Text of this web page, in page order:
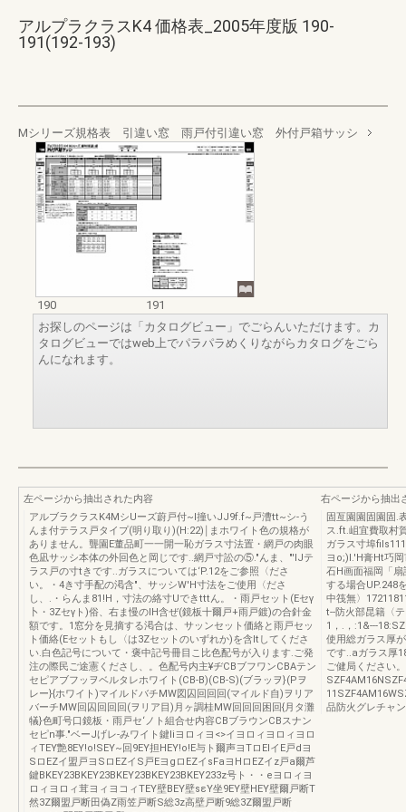
アルプラクラスK4 価格表_2005年度版 190-
191(192-193)
Mシリーズ規格表 引違い窓 雨戸付引違い窓 外付戸箱サッシ
190
191
お探しのページは「カタログビュー」でごらんいただけます。カ
タログビューではweb上でパラパラめくりながらカタログをごら
んになれます。
左ページから抽出された内容
アルブラクラスK4MシUーズ蔚戸付~l撞いJJ9f.f~戸漕tt~シ-う
んま付テラス戸タイプ(明り取り)(H:22)￨まホワイト色の規格が
ありません。聾園E董品町一一開一恥ガラス寸法置・網戸の肉眼
色凪サッシ本体の外回色と岡じです..網戸寸訟の⑤."んま、"'IJテ
ラス戸の寸tきです..ガラスについては‘P.12をご参照〈ださ
い。・4き寸手配の渇含"、サッシW'H寸法をご使用〈ださ
し、.・らんま81!H，寸法の絡寸Uできtttん。・雨戸セット(Eセγ
卜・3Zセγト)俗、右ま慢のIH含ぜ(鏡板十爾戸+雨戸鍍)の合針金
額です。1窓分を見摘する渇合は、サッンセット価絡と雨戸セッ
ト価絡(Eセットもし〈は3Zセットのいずれか)を含Itしてくださ
い.白色記号について・褒中記号冊目こ比色配号が入ります.ご発
注の際民ご途憲くださし、。色配号内主¥ヂCBブフワンCBAテン
セピアブフッヲベルタレホワイト(CB-B)(CB-S)(ブラッヲ}(Pヲ
レー}{ホワイト)マイルドバチMW図囚回回回(マイルド自)ヲリア
バーチMW回囚回回回(ヲリア目)月ヶ調桂MW回回回困回{月タ灘
犠}色町号口鏡板・雨戸セ‘ノト組合せ内容CBブラウンCBスナン
セピn事."ベーJげレ-みワイト鍵Iiヨロィヨ<>イヨロィヨロィヨロ
ィTEY艶8EY!o!SEY~回9EY担HEY!o!E与ト爾声ヨTロElイE戸dヨ
SロEZイ盟戸ヨSロEZイS戸EヨgロEZイsFaヨHロEZイz戸a爾芦
鍵BKEY23BKEY23BKEY23BKEY23BKEY233z号ト・・eヨロィヨ
ロィヨロィ茸ヨィヨコィTEY壁BEY壁sεY坐9EY壁HEY壁爾戸断T
然3Z爾盟戸断田偽Z雨笠戸断S総3z高壁戸断9総3Z爾盟戸断
右ページから抽出
固亙園園固園固.
ス.ft.岨宜費取村
ガラス寸埠
ヨo;)l.'H膏Ht巧
石H画面福岡「扇
する場合UP.248
中筏無〉
t--防火部昆籍〈
1，.，:1&---
使用総ガラス厚
です..aガラス厚
ご健局ください
品防火グレチャ